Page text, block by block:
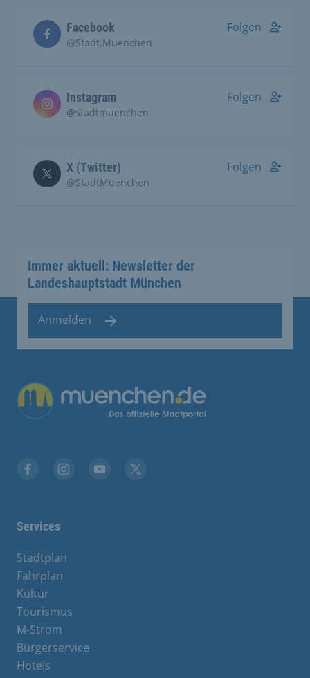
Facebook
@Stadt.Muenchen
Folgen
Instagram
@stadtmuenchen
Folgen
X (Twitter)
@StadtMuenchen
Folgen
Immer aktuell: Newsletter der
Landeshauptstadt München
Anmelden
Übergreifende Links
Services
Stadtplan
Fahrplan
Kultur
Tourismus
M-Strom
Bürgerservice
Hotels